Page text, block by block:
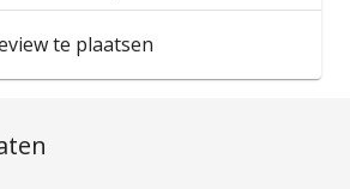
te plaatsen